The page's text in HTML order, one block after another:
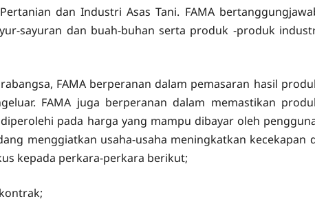
dan Industri Asas Tani. FAMA
sayuran dan buah-buhan serta produk -produk
FAMA berperanan dalam pemasaran hasil
FAMA juga berperanan dalam memastikan
pada harga yang mampu dibayar oleh
menggiatkan usaha-usaha meningkatkan kecekapan
kepada perkara-perkara berikut;